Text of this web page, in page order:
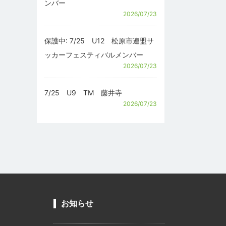
ンバー
2026/07/23
保護中: 7/25 U12 松原市連盟サ
ッカーフェスティバルメンバー
2026/07/23
7/25 U9 TM 藤井寺
2026/07/23
お知らせ